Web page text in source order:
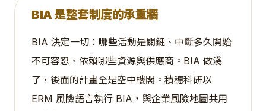
BIA 是整套制度的承重牆
BIA 決定一切：哪些活動是關鍵、中斷多久開始
不可容忍、依賴哪些資源與供應商。BIA 做淺
了，後面的計畫全是空中樓閣。積穗科研以
ERM 風險語言執行 BIA，與企業風險地圖共用